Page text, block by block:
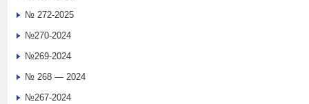
№ 272-2025
№270-2024
№269-2024
№ 268 — 2024
№267-2024